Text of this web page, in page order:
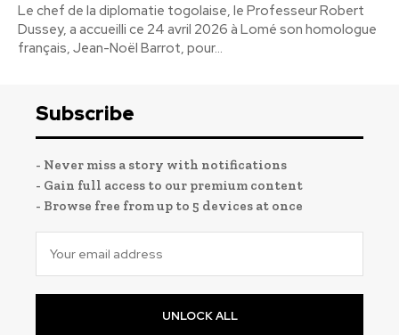
Le chef de la diplomatie togolaise, le Professeur Robert
Dussey, a accueilli ce 24 avril 2026 à Lomé son homologue
français, Jean-Noël Barrot, pour...
Subscribe
- Never miss a story with notifications
- Gain full access to our premium content
- Browse free from up to 5 devices at once
UNLOCK ALL